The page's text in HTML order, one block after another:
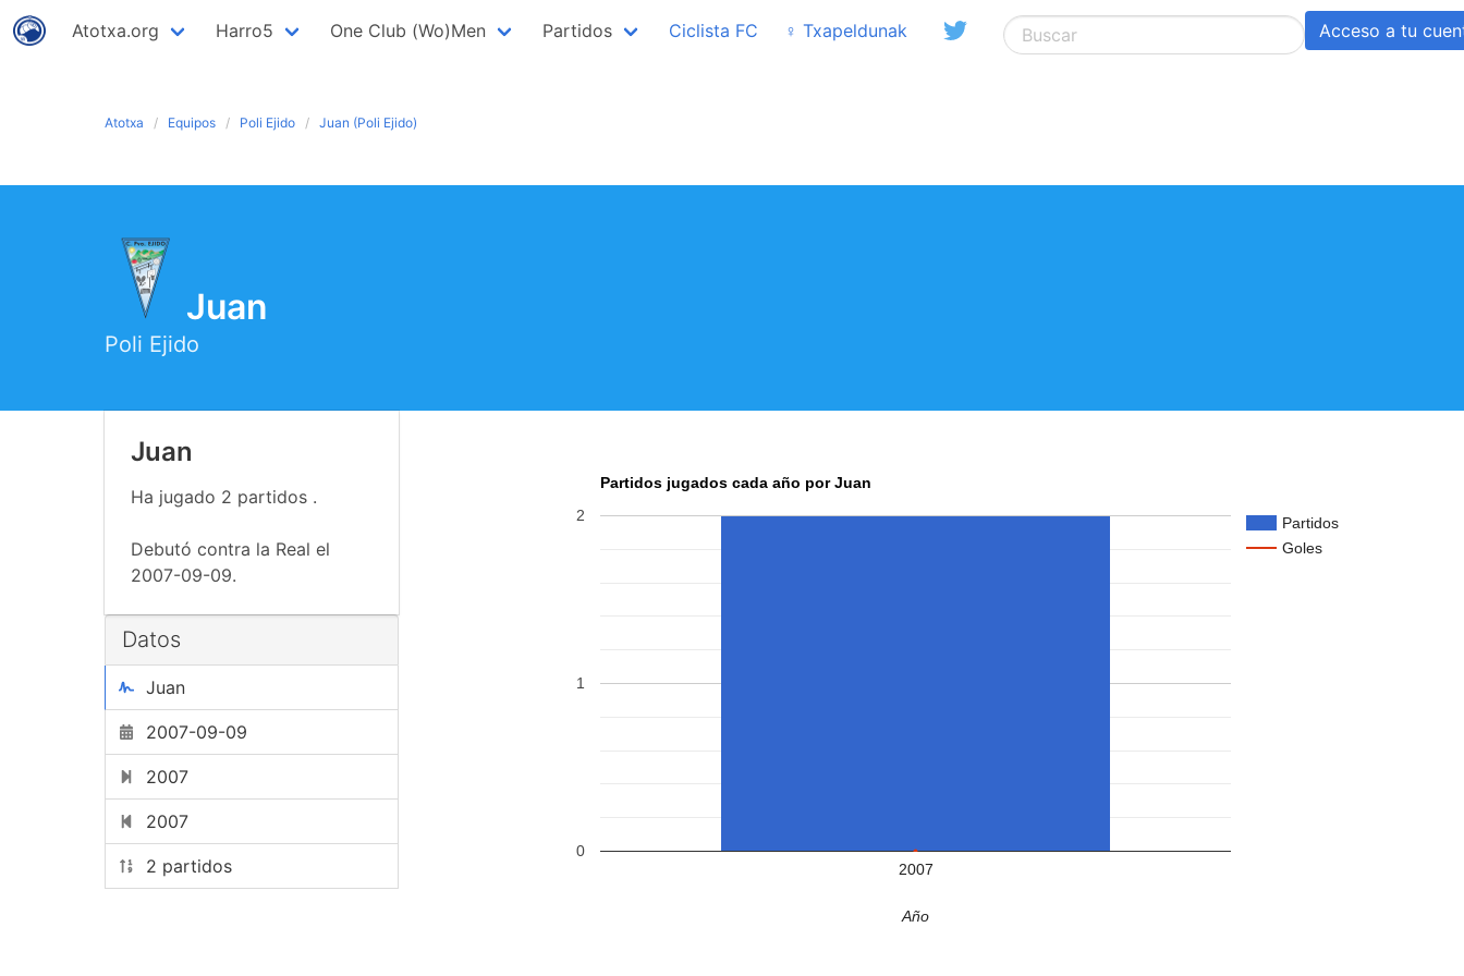
Atotxa.org Harro5 One Club (Wo)Men Partidos Ciclista FC ♀ Txapeldunak Acceso a tu
Atotxa Equipos Poli Ejido Juan (Poli Ejido)
Juan
Poli Ejido
Juan
Ha jugado 2 partidos .
Debutó contra la Real el
2007-09-09.
Datos
Juan
2007-09-09
2007
2007
2 partidos
Partidos jugados cada año por Juan
Partidos
Goles
2007
0
1
2
Año